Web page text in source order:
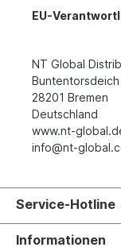
EU-
NT Global
Buntentorsdeich
28201 Bremen
Deutschland
www.nt-
info@nt-
Service-Hotline
Informationen